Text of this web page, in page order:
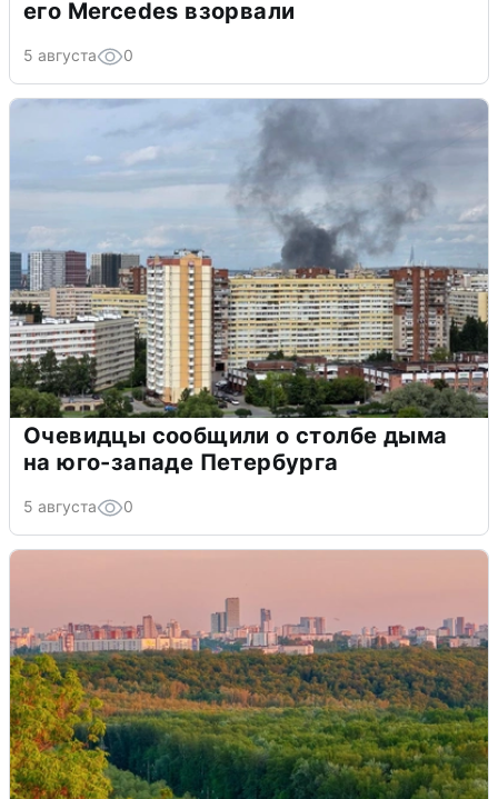
его Mercedes взорвали
5 августа 0
Очевидцы сообщили о столбе дыма
на юго-западе Петербурга
5 августа 0